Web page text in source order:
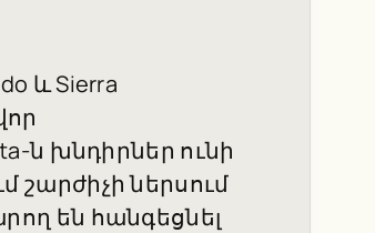
և Sierra
ն խնդիրներ ունի
շարժիչի ներսում
են հանգեցնել